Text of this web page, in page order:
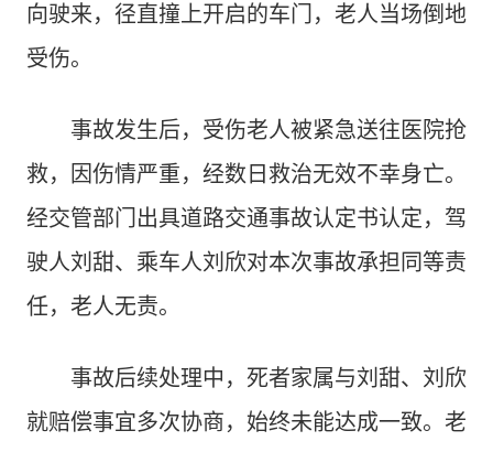
向驶来，径直撞上开启的车门，老人当场倒地
受伤。
事故发生后，受伤老人被紧急送往医院抢
救，因伤情严重，经数日救治无效不幸身亡。
经交管部门出具道路交通事故认定书认定，驾
驶人刘甜、乘车人刘欣对本次事故承担同等责
任，老人无责。
事故后续处理中，死者家属与刘甜、刘欣
就赔偿事宜多次协商，始终未能达成一致。老